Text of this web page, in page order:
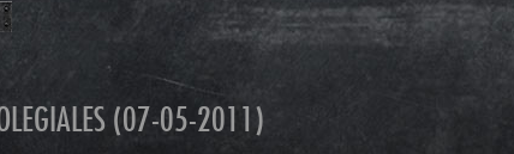
(07-05-2011)